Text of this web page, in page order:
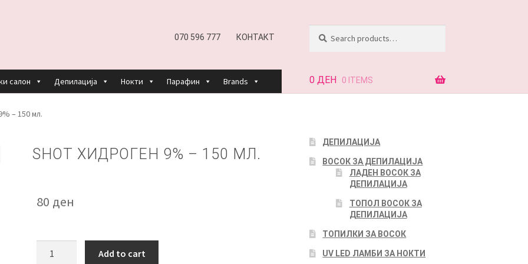
070 596 777 КОНТАКТ
for:
салон Депилација Нокти Парафин Brands
AND RETURNS POLICY
0 ДЕН 0 ITEMS
– 150 мл.
SHOT ХИДРОГЕН 9% – 150 МЛ.
80 ден
Add to cart
ДЕПИЛАЦИЈА
ВОСОК ЗА ДЕПИЛАЦИЈА
ЛАДЕН ВОСОК ЗА
ДЕПИЛАЦИЈА
ТОПОЛ ВОСОК ЗА
ДЕПИЛАЦИЈА
ТОПИЛКИ ЗА ВОСОК
UV LED ЛАМБИ ЗА НОКТИ